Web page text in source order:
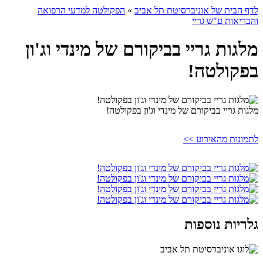
לדף הבית של אוניברסיטת תל אביב » הפקולטה למדעי הרפואה
והבריאות ע"ש גריי
מלגות גריי בביקורם של מינדי וג'ון
בפקולטה!
מלגות גריי בביקורם של מינדי וג'ון בפקולטה!
לתמונות מהאירוע >>
גלריות נוספות